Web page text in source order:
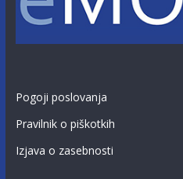
Pogoji poslovanja
Pravilnik o piškotkih
Izjava o zasebnosti